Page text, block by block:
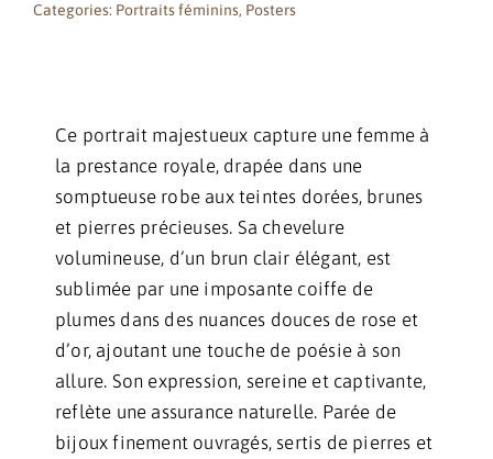
Categories: Portraits féminins, Posters
Ce portrait majestueux capture une femme à
la prestance royale, drapée dans une
somptueuse robe aux teintes dorées, brunes
et pierres précieuses. Sa chevelure
volumineuse, d’un brun clair élégant, est
sublimée par une imposante coiffe de
plumes dans des nuances douces de rose et
d’or, ajoutant une touche de poésie à son
allure. Son expression, sereine et captivante,
reflète une assurance naturelle. Parée de
bijoux finement ouvragés, sertis de pierres et